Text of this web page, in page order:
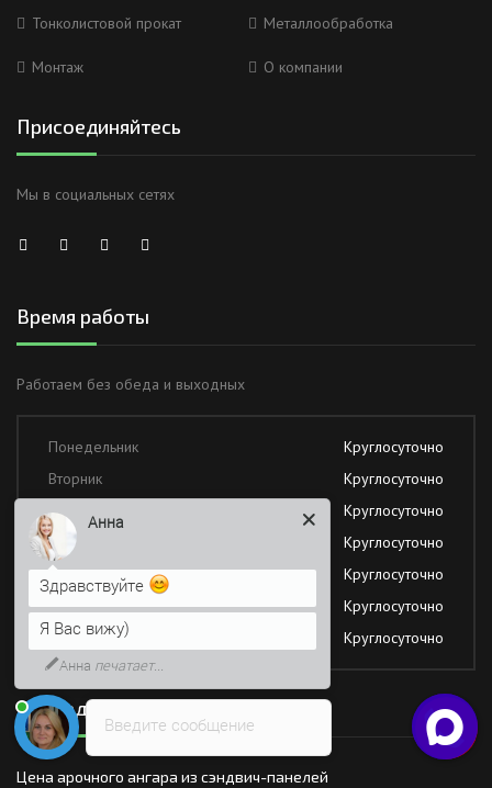
Тонколистовой прокат Металлообработка
Монтаж О компании
Присоединяйтесь
Мы в социальных сетях
Время работы
Работаем без обеда и выходных
Понедельник
Круглосуточно
Вторник
Круглосуточно
Среда
Круглосуточно
Четверг
Круглосуточно
Пятница
Круглосуточно
Суббота
Круглосуточно
Воскресение
Круглосуточно
Последние новости
Цена арочного ангара из сэндвич-панелей
Введите сообщение
Анна
Здравствуйте
Я Вас вижу)
Анна печатает...